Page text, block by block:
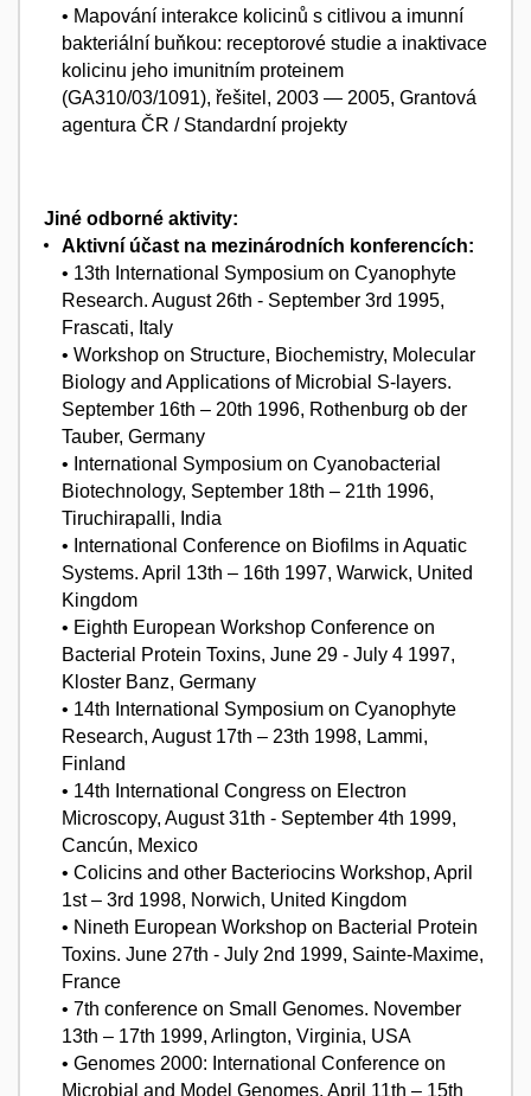
• Mapování interakce kolicinů s citlivou a imunní
bakteriální buňkou: receptorové studie a inaktivace
kolicinu jeho imunitním proteinem
(GA310/03/1091), řešitel, 2003 — 2005, Grantová
agentura ČR / Standardní projekty
Jiné odborné aktivity:
Aktivní účast na mezinárodních konferencích:
• 13th International Symposium on Cyanophyte
Research. August 26th - September 3rd 1995,
Frascati, Italy
• Workshop on Structure, Biochemistry, Molecular
Biology and Applications of Microbial S-layers.
September 16th – 20th 1996, Rothenburg ob der
Tauber, Germany
• International Symposium on Cyanobacterial
Biotechnology, September 18th – 21th 1996,
Tiruchirapalli, India
• International Conference on Biofilms in Aquatic
Systems. April 13th – 16th 1997, Warwick, United
Kingdom
• Eighth European Workshop Conference on
Bacterial Protein Toxins, June 29 - July 4 1997,
Kloster Banz, Germany
• 14th International Symposium on Cyanophyte
Research, August 17th – 23th 1998, Lammi,
Finland
• 14th International Congress on Electron
Microscopy, August 31th - September 4th 1999,
Cancún, Mexico
• Colicins and other Bacteriocins Workshop, April
1st – 3rd 1998, Norwich, United Kingdom
• Nineth European Workshop on Bacterial Protein
Toxins. June 27th - July 2nd 1999, Sainte-Maxime,
France
• 7th conference on Small Genomes. November
13th – 17th 1999, Arlington, Virginia, USA
• Genomes 2000: International Conference on
Microbial and Model Genomes. April 11th – 15th